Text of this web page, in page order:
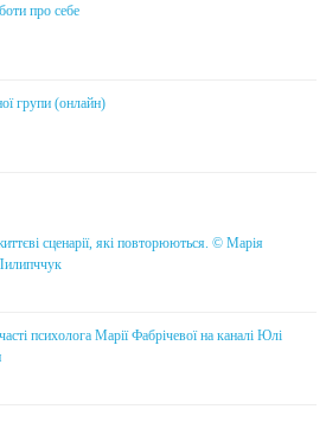
про себе
групи (онлайн)
сценарії, які повторюються. © Марія
психолога Марії Фабрічевої на каналі Юлі